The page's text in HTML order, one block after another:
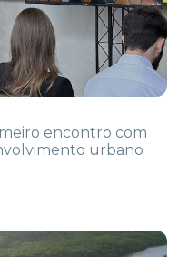
encontro com
urbano